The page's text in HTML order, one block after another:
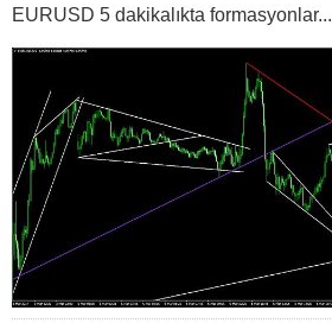
EURUSD 5 dakikalıkta formasyonlar...